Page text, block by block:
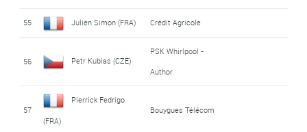
55 Julien Simon (FRA) Crédit Agricole
56 Petr Kubias (CZE)
PSK Whirlpool -
Author
57
Pierrick Fedrigo
(FRA)
Bouygues Télécom